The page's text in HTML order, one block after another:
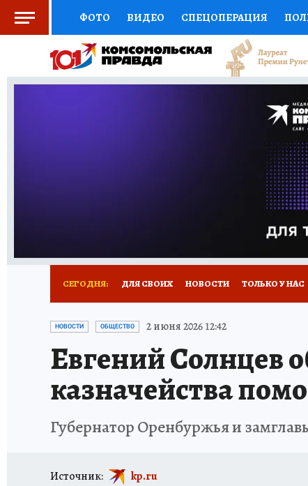
ФОТО ВИДЕО СПЕЦОПЕРАЦИЯ
СОЦПОДДЕРЖКА НАУКА СПОРТ
ВЫБОР ЭКСПЕРТОВ ДОКТОР
ПРОГНОЗЫ НА СПОРТ
НОВОЕ
СЕГОДНЯ: ДЛЯ СВОИХ НОВОСТИ ТОЛЬКО У НАС
СПОРТАКТИВ ОРЕНБУРЖЬЯ - 2025
ИСПЫТАНО НА СЕБЕ
НОВОСТИ ОБЩЕСТВО 2 июня 2026 12:42
Евгений Солнцев
казначейства
Губернатор Оренбуржья и
Источник: kp.ru